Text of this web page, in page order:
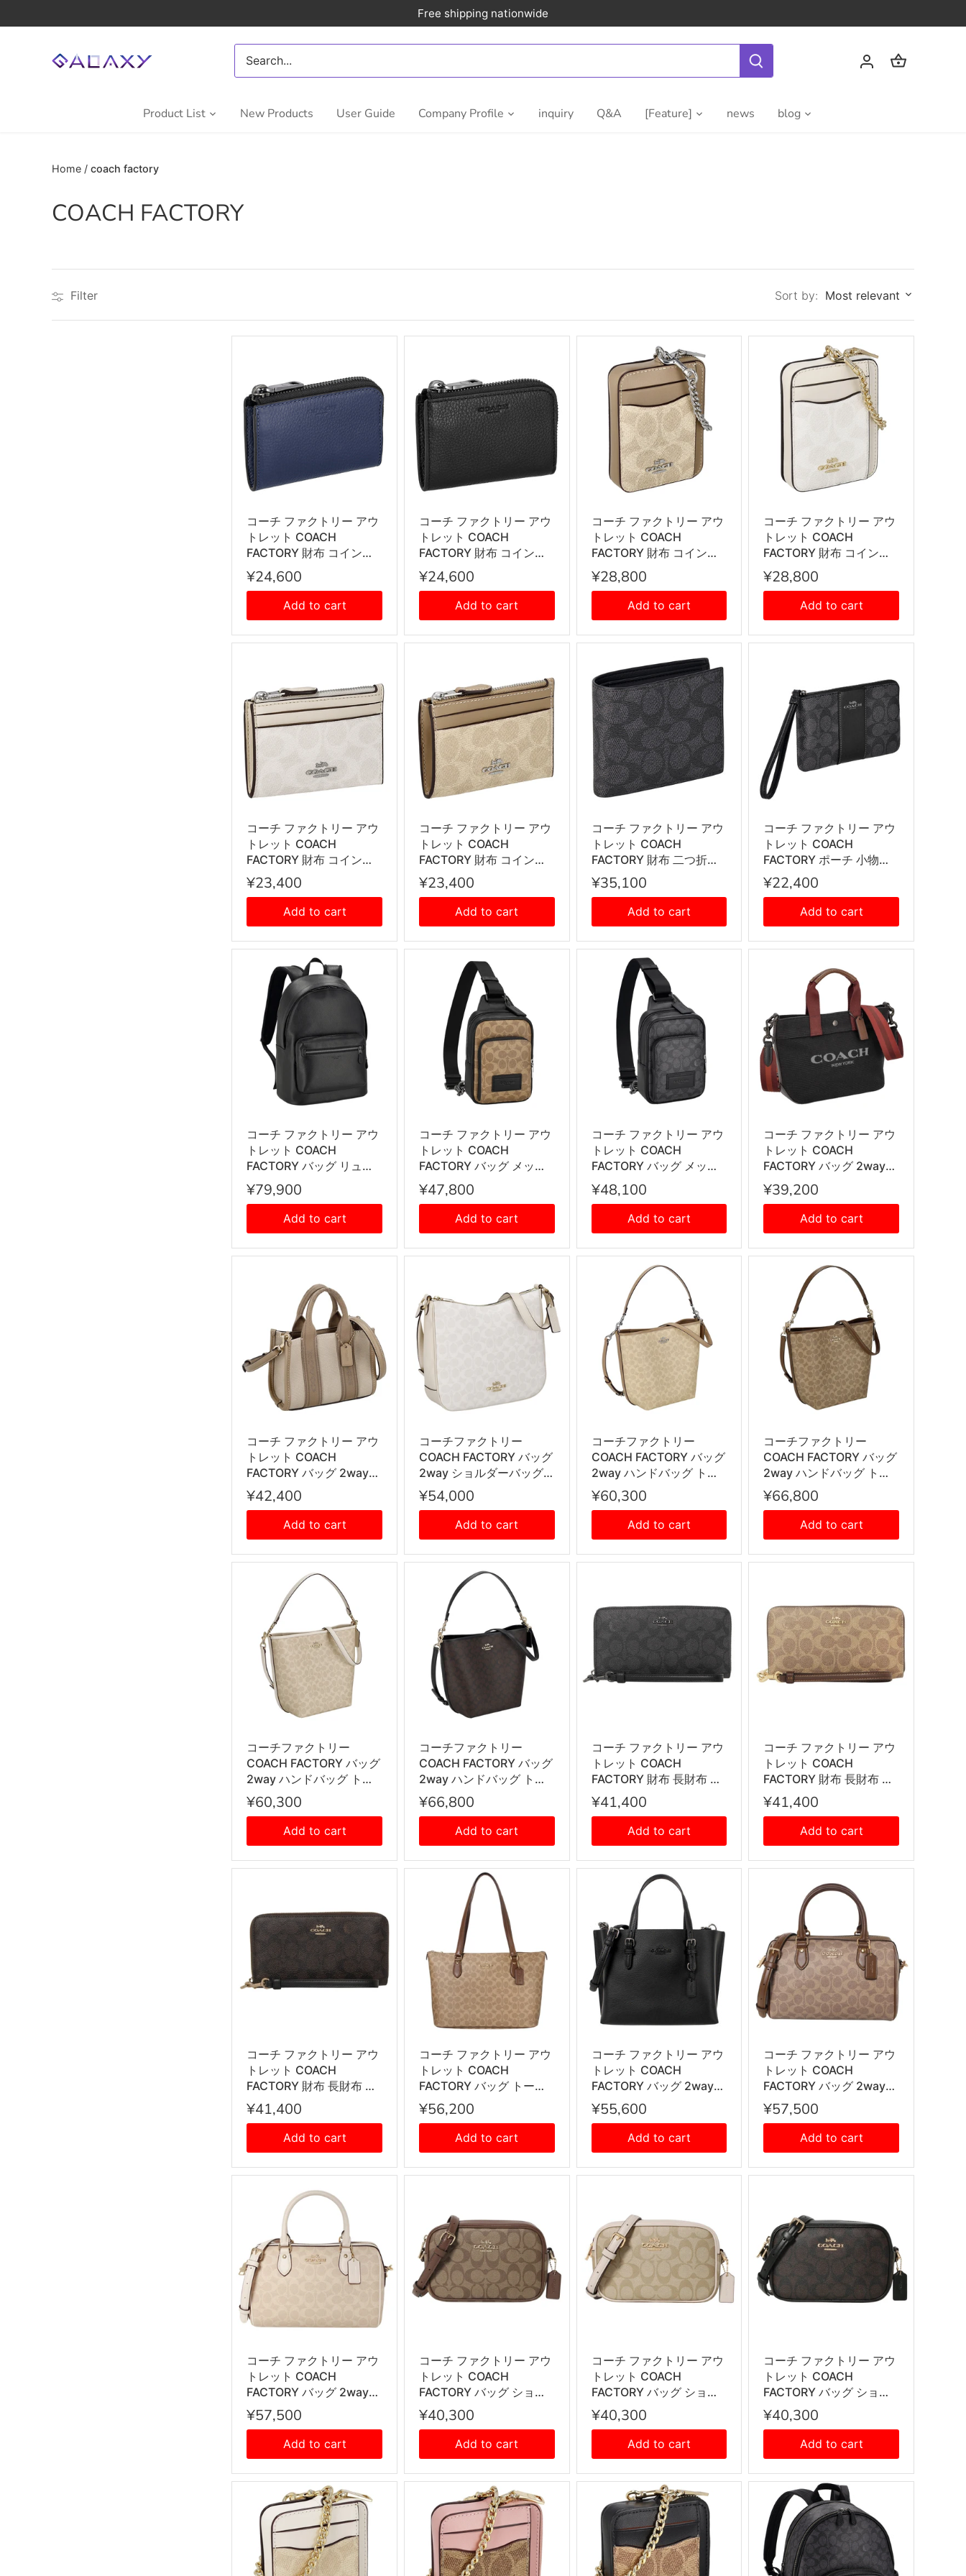
to
Free shipping nationwide
Product List New Products User Guide Company Profile inquiry Q&A [Feature] news blog
Home /coach factory
COACH FACTORY
Filter Sort by: Most relevant
コーチ ファクトリー アウ
トレット COACH
FACTORY 財布 コインケ
ース 小銭入れ キーリング
付き CW358 QBDE メン
ズ ブルー
¥24,600
Add to cart
コーチ ファクトリー アウ
トレット COACH
FACTORY 財布 コインケ
ース 小銭入れ キーリング
付き CW358 QB/BK メン
ズ ブラック
¥24,600
Add to cart
コーチ ファクトリー アウ
トレット COACH
FACTORY 財布 コインケ
ース 小銭入れ CW883
SVPWH レディース メン
ズ ユニセックス サンド
+トープ
¥28,800
Add to cart
コーチ ファクトリー アウ
トレット COACH
FACTORY 財布 コインケ
ース 小銭入れ CW883
IMXU5 レディース メンズ
ユニセックス ホワイト
¥28,800
Add to cart
コーチ ファクトリー アウ
トレット COACH
FACTORY 財布 コインケ
ース 小銭入れ キーリング
付き カードケース パスケ
ース CW870 SVXU5 レデ
ィース メンズ ユニセック
ス ホワイト
¥23,400
Add to cart
コーチ ファクトリー アウ
トレット COACH
FACTORY 財布 コインケ
ース 小銭入れ キーリング
付き カードケース パスケ
ース CW870 SVPWH レ
ディース メンズ ユニセッ
クス サンド+トープ
¥23,400
Add to cart
コーチ ファクトリー アウ
トレット COACH
FACTORY 財布 二つ折り
財布 折りたたみ財布 小銭
入れ付き CY406 QBMI5
メンズ チャコール+ブラ
ック
¥35,100
Add to cart
コーチ ファクトリー アウ
トレット COACH
FACTORY ポーチ 小物入
れ ジップ リストレット マ
ルチケース CW854
QBMI5 レディース チャコ
ール+ブラック
¥22,400
Add to cart
コーチ ファクトリー アウ
トレット COACH
FACTORY バッグ リュッ
クサック バックパック デ
イパック CX141 QB/BK
メンズ ブラック
¥79,900
Add to cart
コーチ ファクトリー アウ
トレット COACH
FACTORY バッグ メッセ
ンジャー ワンショルダー
ボディバッグ CV763
QBNRX レディース メン
ズ ユニセックス ブラウン
+ブラック
¥47,800
Add to cart
コーチ ファクトリー アウ
トレット COACH
FACTORY バッグ メッセ
ンジャー ワンショルダー
ボディバッグ CV763
QBMI5 レディース メンズ
ユニセックス チャコール
+ブラック
¥48,100
Add to cart
コーチ ファクトリー アウ
トレット COACH
FACTORY バッグ 2way
ハンドバッグ トートバッ
グ 手提げ ショルダーバッ
グ 斜め掛けバッグ
CU299 JIBLK レディース
メンズ ユニセックス ブラ
ック+レッド
¥39,200
Add to cart
コーチ ファクトリー アウ
トレット COACH
FACTORY バッグ 2way
ハンドバッグ トートバッ
グ 手提げ ショルダーバッ
グ 斜め掛けバッグ
CAQ02 IMLG6 レディー
ス ベージュ
¥42,400
Add to cart
コーチファクトリー
COACH FACTORY バッグ
2way ショルダーバッグ
斜め掛けバッグ CZ177
IMXU5 レディース ホワイ
¥54,000
Add to cart
コーチファクトリー
COACH FACTORY バッグ
2way ハンドバッグ トー
トバッグ 手提げ ショルダ
ーバッグ 斜め掛けバッグ
CT802 SVPWH レディー
ス サンド+トープ
¥60,300
Add to cart
コーチファクトリー
COACH FACTORY バッグ
2way ハンドバッグ トー
トバッグ 手提げ ショルダ
ーバッグ 斜め掛けバッグ
CT802 IMXHE レディー
ス タン+ブラウン
¥66,800
Add to cart
コーチファクトリー
COACH FACTORY バッグ
2way ハンドバッグ トー
トバッグ 手提げ ショルダ
ーバッグ 斜め掛けバッグ
CT802 IMXDM レディー
ス サンド+チョーク
¥60,300
Add to cart
コーチファクトリー
COACH FACTORY バッグ
2way ハンドバッグ トー
トバッグ 手提げ ショルダ
ーバッグ 斜め掛けバッグ
CT802 IMXAQ レディー
ス ウォルナット+ブラッ
ク
¥66,800
Add to cart
コーチ ファクトリー アウ
トレット COACH
FACTORY 財布 長財布 ラ
ウンドファスナー長財布
小銭入れ付き CW778
QBMI5 レディース チャコ
ール+ブラック
¥41,400
Add to cart
コーチ ファクトリー アウ
トレット COACH
FACTORY 財布 長財布 ラ
ウンドファスナー長財布
小銭入れ付き CW778
IMXHE レディース タン
+ブラウン
¥41,400
Add to cart
コーチ ファクトリー アウ
トレット COACH
FACTORY 財布 長財布 ラ
ウンドファスナー長財布
小銭入れ付き CW778
IMXAQ レディース ウォル
ナット+ブラック
¥41,400
Add to cart
コーチ ファクトリー アウ
トレット COACH
FACTORY バッグ トート
バッグ ショルダーバッグ
CW381 IMXHE レディー
ス タン+ブラウン
¥56,200
Add to cart
コーチ ファクトリー アウ
トレット COACH
FACTORY バッグ 2way
ハンドバッグ ショルダー
バッグ 斜めがけショルダ
ーバッグ CV966 SV/BK
レディース ブラック
¥55,600
Add to cart
コーチ ファクトリー アウ
トレット COACH
FACTORY バッグ 2way
ショルダーバッグ 斜めが
けショルダーバッグ ハン
ドバッグ CV961 IMXHE
レディース タン+ブラウ
ン
¥57,500
Add to cart
コーチ ファクトリー アウ
トレット COACH
FACTORY バッグ 2way
ショルダーバッグ 斜めが
けショルダーバッグ ハン
ドバッグ CV961 IMXDM
レディース サンド+チョ
ーク
¥57,500
Add to cart
コーチ ファクトリー アウ
トレット COACH
FACTORY バッグ ショル
ダーバッグ 斜めがけショ
ルダーバッグ CQ874
IME74 レディース カーキ
+サドル
¥40,300
Add to cart
コーチ ファクトリー アウ
トレット COACH
FACTORY バッグ ショル
ダーバッグ 斜めがけショ
ルダーバッグ CQ874
IMDQC レディース ライ
トカーキ+チョーク
¥40,300
Add to cart
コーチ ファクトリー アウ
トレット COACH
FACTORY バッグ ショル
ダーバッグ 斜めがけショ
ルダーバッグ CQ874
IMAA8 レディース ダーク
ブラウン+ブラック
¥40,300
Add to cart